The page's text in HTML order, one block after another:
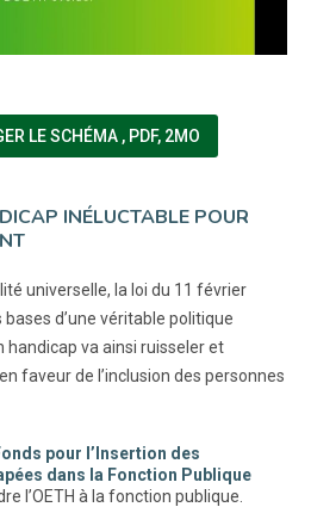
LE SCHÉMA (NOUVELLE FENÊTRE)
, PDF, 2MO
INÉLUCTABLE POUR
universelle, la loi du 11 février
d’une véritable politique
handicap va ainsi ruisseler et
faveur de l’inclusion des personnes
pour l’Insertion des
dans la Fonction Publique
l’OETH à la fonction publique.